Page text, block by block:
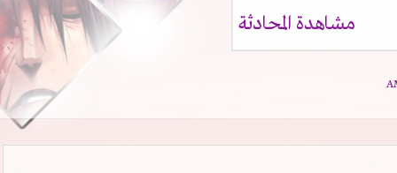
مشاهدة المحادثة